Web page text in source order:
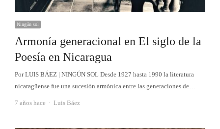
Ningún sol
Armonía generacional en El siglo de la
Poesía en Nicaragua
Por LUIS BÁEZ | NINGÚN SOL Desde 1927 hasta 1990 la literatura
nicaragüense fue una sucesión armónica entre las generaciones de…
7 años hace Autor
Luis Báez